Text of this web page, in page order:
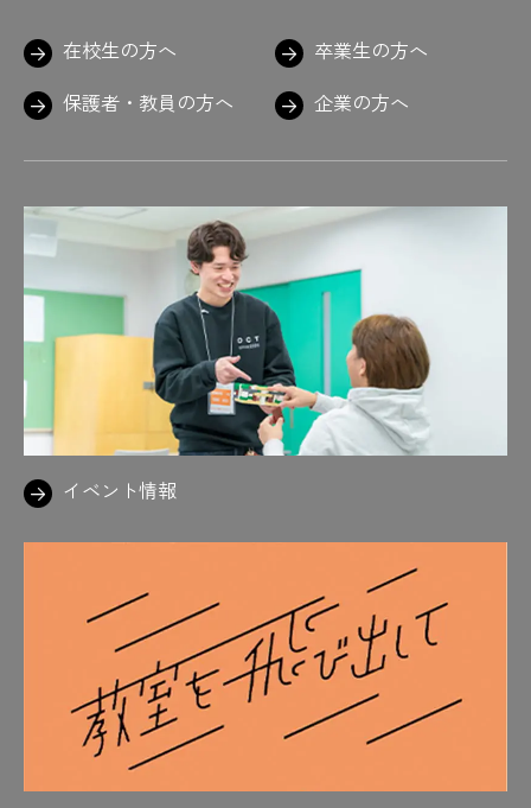
在校生の方へ
卒業生の方へ
保護者・教員の方へ
企業の方へ
イベント情報